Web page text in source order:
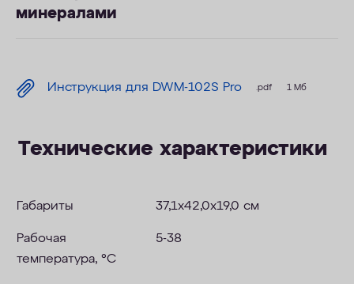
минералами
Инструкция для DWM-102S Pro .pdf 1 Мб
Технические характеристики
Габариты 37,1x42,0x19,0 см
Рабочая
температура, °C
5-38